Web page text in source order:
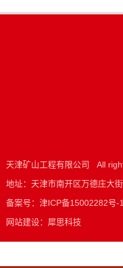
天津矿山工程有限公司
All
地址：天津市南开区万德庄大
备案号： 津ICP备15002282号-1
网站建设： 犀思科技